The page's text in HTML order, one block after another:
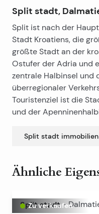
Split stadt,
Split ist nach der
Stadt Kroatiens, die
größte Stadt an der
Ostufer der Adria und
zentrale Halbinsel und
überregionaler
Touristenziel ist die
und der
Split stadt immobilien
Ähnliche
Zu verkaufen
Split stadt -